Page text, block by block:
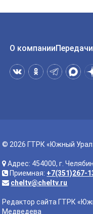
О компанииПередачи
© 2026 ГТРК «Южный
Адрес: 454000, г.
Приемная: +7(351)267-
cheltv@cheltv.ru
Редактор сайта ГТРК
Медведева